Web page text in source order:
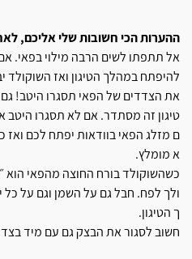
ההערות הכי חשובות שלי אליכם, ל
אל תתפתו לשים הרבה מילוי בפאי.
להיפתח במהלך הטיגון ואז השוקולד
את הצדדים של הפאי תסגרו היטב!
טיגון זה מסתדר. אם לא תסגרו היטב
ם מזלג הפאי בוודאות יפתח לכם ואז
א מומלץ.
כשהשוקולד בורח החוצה מהפאי הוא
ולך לפח. חבל גם על השמן וגם על כל
ך הטיגון.
חשוב לסגור את הבצק גם עם מיד ב